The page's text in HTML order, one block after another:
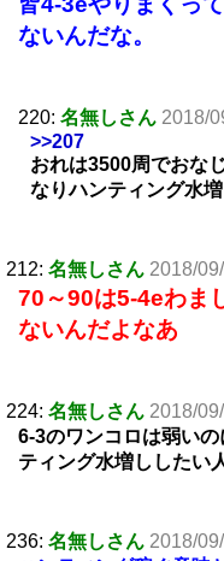
ないんだな。
220: 名無しさん 2018/
>>207
おれは3500周でおな
なりハンティング水
212: 名無しさん 2018/
70～90は5-4eわま
ないんだよなあ
224: 名無しさん 2018/
6-3のワンコロは弱い
ティング水増ししたい
236: 名無しさん 2018/